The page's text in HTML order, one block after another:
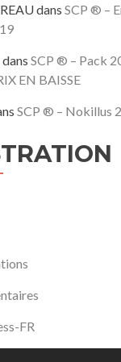
dans SCP ® –
dans SCP ® – Pack
EN BAISSE
SCP ® – Nokillus
FR